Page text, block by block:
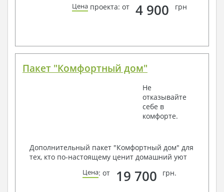
Цена проекта: от 4 900 грн
Пакет "Комфортный дом"
Не
отказывайте
себе в
комфорте.
Дополнительный пакет "Комфортный дом" для
тех, кто по-настоящему ценит домашний уют
Цена: от 19 700 грн.